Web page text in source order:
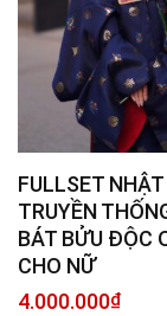
FULLSET
TRUYỀN
BÁT BỬU ĐỘC
CHO NỮ
4.000.000₫